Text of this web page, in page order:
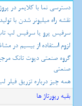
دسترسی نما با کلایمر در
نقشه راه میلیونر شدن با
سرفیس پرو یا سرفیس لپ
لزوم استفاده از بیسیم در
گروه صنعتی دپوت تانک
صنعتی
همه چیز درباره تزریق فیلر
بقیه رپورتاژ ها